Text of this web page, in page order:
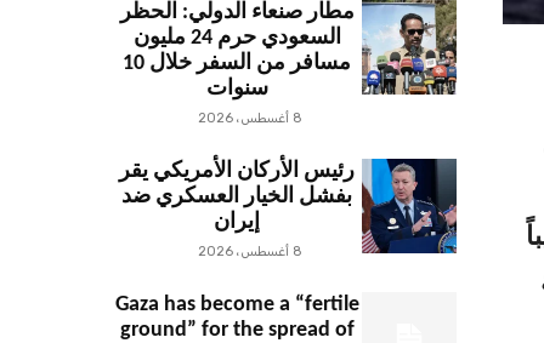
مطار صنعاء الدولي: الحظر
السعودي حرم 24 مليون
مسافر من السفر خلال 10
سنوات
8 أغسطس، 2026
رئيس الأركان الأمريكي يقر
بفشل الخيار العسكري ضد
إيران
8 أغسطس، 2026
Gaza has become a “fertile
ground” for the spread of